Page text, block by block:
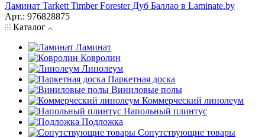
Ламинат Tarkett Timber Forester Дуб Баллао в Laminate.by
Арт.: 976828875
Каталог
Ламинат
Ковролин
Линолеум
Паркетная доска
Виниловые полы
Коммерческий линолеум
Напольный плинтус
Подложка
Сопутствующие товары